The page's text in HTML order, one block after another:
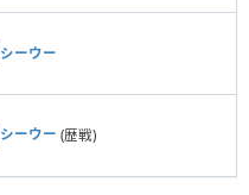
シーウー
シーウー (歴戦)